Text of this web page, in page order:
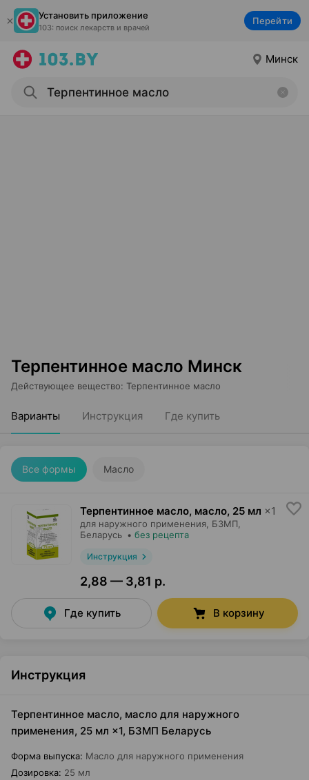
Установить приложение
103: поиск лекарств и врачей
Перейти
Минск
Терпентинное масло Минск
Действующее вещество: Терпентинное масло
Варианты Инструкция Где купить
Все формы Масло
Терпентинное масло, масло, 25 мл ×1
для наружного применения, БЗМП
Беларусь • без рецепта
Инструкция
2,88 — 3,81 р.
Где купить В корзину
Инструкция
Терпентинное масло, масло для наружного
применения, 25 мл ×1, БЗМП Беларусь
Форма выпуска: Масло для наружного применения
Дозировка: 25 мл